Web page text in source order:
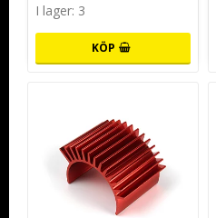
I lager: 3
KÖP